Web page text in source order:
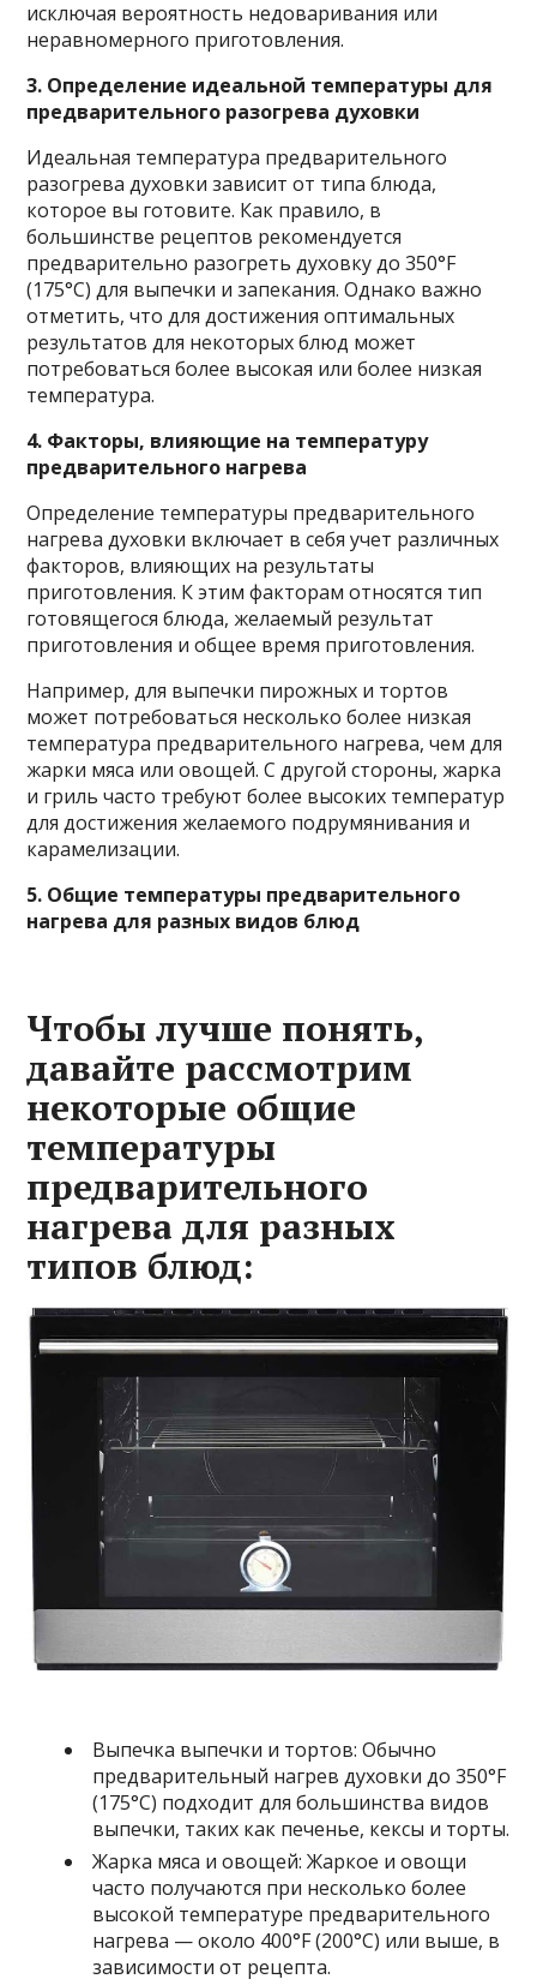
исключая вероятность недоваривания или
неравномерного приготовления.
3. Определение идеальной температуры для
предварительного разогрева духовки
Идеальная температура предварительного
разогрева духовки зависит от типа блюда,
которое вы готовите. Как правило, в
большинстве рецептов рекомендуется
предварительно разогреть духовку до 350°F
(175°C) для выпечки и запекания. Однако важно
отметить, что для достижения оптимальных
результатов для некоторых блюд может
потребоваться более высокая или более низкая
температура.
4. Факторы, влияющие на температуру
предварительного нагрева
Определение температуры предварительного
нагрева духовки включает в себя учет различных
факторов, влияющих на результаты
приготовления. К этим факторам относятся тип
готовящегося блюда, желаемый результат
приготовления и общее время приготовления.
Например, для выпечки пирожных и тортов
может потребоваться несколько более низкая
температура предварительного нагрева, чем для
жарки мяса или овощей. С другой стороны, жарка
и гриль часто требуют более высоких температур
для достижения желаемого подрумянивания и
карамелизации.
5. Общие температуры предварительного
нагрева для разных видов блюд
Чтобы лучше понять,
давайте рассмотрим
некоторые общие
температуры
предварительного
нагрева для разных
типов блюд:
Выпечка выпечки и тортов: Обычно
предварительный нагрев духовки до 350°F
(175°C) подходит для большинства видов
выпечки, таких как печенье, кексы и торты.
Жарка мяса и овощей: Жаркое и овощи
часто получаются при несколько более
высокой температуре предварительного
нагрева — около 400°F (200°C) или выше, в
зависимости от рецепта.